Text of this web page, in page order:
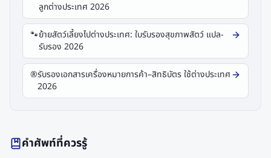
ลูกต่างประเทศ 2026
🐾ย้ายสัตว์เลี้ยงไปต่างประเทศ: ใบรับรองสุขภาพสัตว์ แปล-
รับรอง 2026
®️รับรองเอกสารเครื่องหมายการค้า–สิทธิบัตร ใช้ต่างประเทศ
2026
คำศัพท์ที่ควรรู้